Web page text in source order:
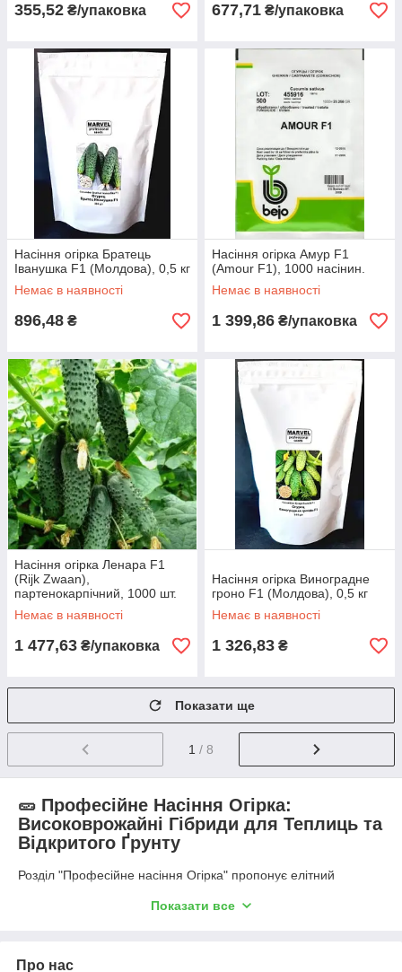
355,52 ₴/упаковка 677,71 ₴/упаковка
Насіння огірка Братець
Іванушка F1 (Молдова), 0,5 кг
Немає в наявності
896,48 ₴
Насіння огірка Амур F1
(Amour F1), 1000 насінин.
Немає в наявності
1 399,86 ₴/упаковка
Насіння огірка Ленара F1
(Rijk Zwaan),
партенокарпічний, 1000 шт.
Немає в наявності
1 477,63 ₴/упаковка
Насіння огірка Виноградне
гроно F1 (Молдова), 0,5 кг
Немає в наявності
1 326,83 ₴
Показати ще
1 / 8
🥒 Професійне Насіння Огірка:
Високоврожайні Гібриди для Теплиць та
Відкритого Ґрунту
Розділ "Професійне насіння Огірка" пропонує елітний
комерційного овочівництва та інтенсивного вирощування.
продуктивності, стійкості до хвороб, чудового товарного
Показати все
Про нас